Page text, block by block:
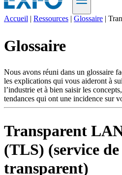
Produits
Soutien
Services
Acheter
Ressources
nous
S'enregistrer
Se
connecter
Entreprise
Accueil | Ressources | Glossaire |
Glossaire
Nous avons réuni dans un glossaire
les explications qui vous aideront à
l’industrie et à bien saisir les
tendances qui ont une incidence sur
Transparent
(TLS) (service
transparent)